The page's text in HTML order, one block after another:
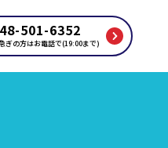
501-6352
ぎの方はお電話で(19:00まで)